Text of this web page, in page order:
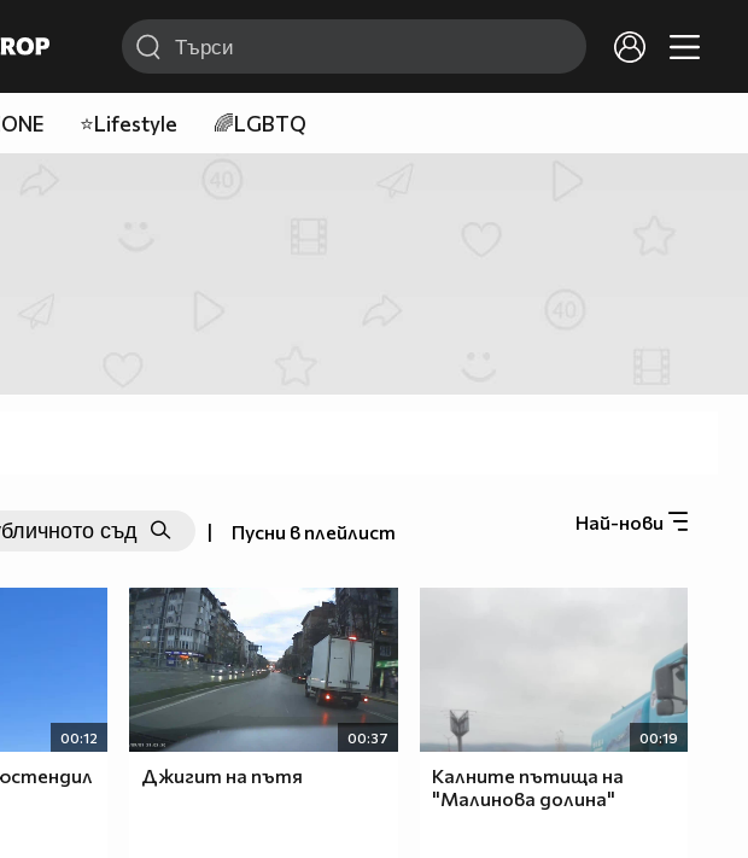
⭐Lifestyle 🌈LGBTQ
Най-нови
| Пусни в плейлист
00:12 00:37
Джигит на пътя
00:19
Калните пътища на
"Малинова долина"